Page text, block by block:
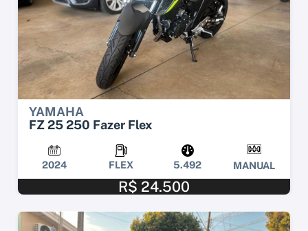
YAMAHA
FZ 25 250 Fazer Flex
2024 FLEX 5.492 MANUAL
R$ 24.500